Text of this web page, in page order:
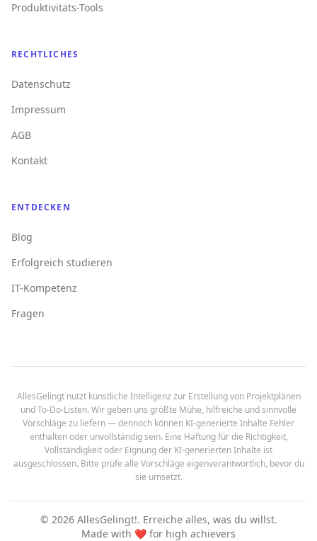
Produktivitäts-Tools
RECHTLICHES
Datenschutz
Impressum
AGB
Kontakt
ENTDECKEN
Blog
Erfolgreich studieren
IT-Kompetenz
Fragen
AllesGelingt nutzt künstliche Intelligenz zur Erstellung von Projektplänen
und To-Do-Listen. Wir geben uns größte Mühe, hilfreiche und sinnvolle
Vorschläge zu liefern — dennoch können KI-generierte Inhalte Fehler
enthalten oder unvollständig sein. Eine Haftung für die Richtigkeit,
Vollständigkeit oder Eignung der KI-generierten Inhalte ist
ausgeschlossen. Bitte prüfe alle Vorschläge eigenverantwortlich, bevor du
sie umsetzt.
© 2026AllesGelingt!. Erreiche alles, was du willst.
Made with ❤️ for high achievers